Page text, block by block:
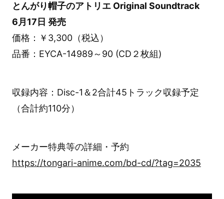
とんがり帽子のアトリエ Original Soundtrack
6月17日 発売
価格：￥3,300（税込）
品番：EYCA-14989～90 (CD２枚組)
収録内容：Disc-1＆2合計45トラック収録予定
（合計約110分）
メーカー特典等の詳細・予約
https://tongari-anime.com/bd-cd/?tag=2035